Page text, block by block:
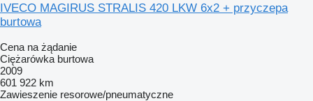
IVECO MAGIRUS STRALIS 420 LKW 6x2 + przyczepa
burtowa
Cena na żądanie
Ciężarówka burtowa
2009
601 922 km
Zawieszenie resorowe/pneumatyczne